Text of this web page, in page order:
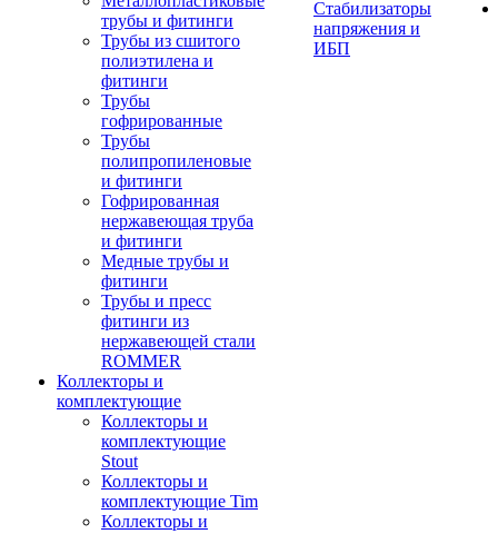
трубы и фитинги
Трубы из сшитого
полиэтилена и
фитинги
Трубы
гофрированные
Трубы
полипропиленовые
и фитинги
Гофрированная
нержавеющая труба
и фитинги
Медные трубы и
фитинги
Трубы и пресс
фитинги из
нержавеющей стали
ROMMER
Коллекторы и
комплектующие
Коллекторы и
комплектующие
Stout
Коллекторы и
комплектующие Tim
Коллекторы и
Стабилизаторы
напряжения и
ИБП